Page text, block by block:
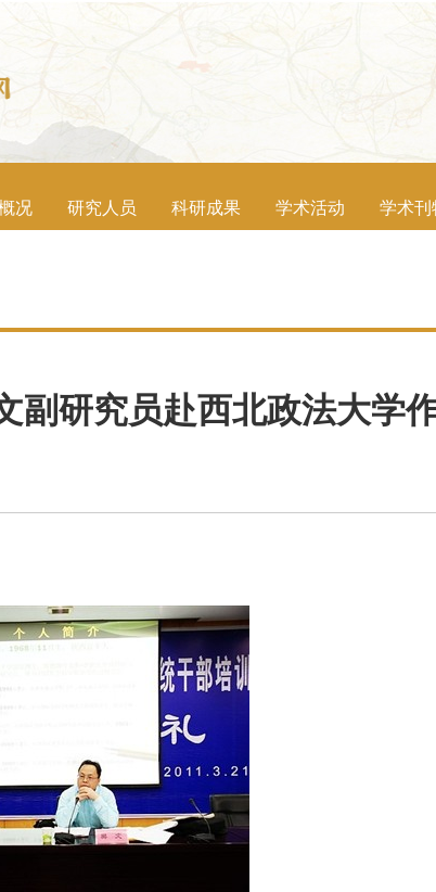
况 研究人员 科研成果 学术活动 学术刊
副研究员赴西北政法大学